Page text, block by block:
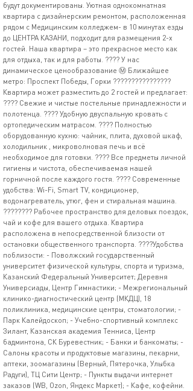
будут документированы. Уютная однокомнатная
квартира с дизайнерским ремонтом, расположенная
рядом с Медицинским колледжем- в 10 минутах езды
до ЦЕНТРА КАЗАНИ, подходит для размещения 2-х
гостей. Наша квартира – это прекрасное место как
для отдыха, так и для работы. ???? У нас
динамическое ценообразование Ⓜ️ Ближайшее
метро: Проспект Победы, Горки ????‍????‍????‍????
Квартира может разместить до 2 гостей и предлагает:
???? Свежие и чистые постельные принадлежности и
полотенца. ???? Удобную двуспальную кровать с
ортопедическим матрасом. ???? Полностью
оборудованную кухню: чайник, плита, духовой шкаф,
холодильник , микроволновая печь и всё
необходимое для готовки. ???? Все предметы личной
гигиены и чистота, обеспечиваемая нашей
горничной после каждого гостя. ???? Современные
удобства: Wi-Fi, Smart TV, кондиционер,
водонагреватель, утюг, фен и стиральная машина.
????‍???? Рабочее пространство для деловых поездок,
чай и кофе для вашего отдыха. Квартира
расположена в непосредственной близости от
остановки общественного транспорта. ????Удобства
поблизости: - Поволжский государственный
университет физической культуры, спорта и туризма,
Казанский Федеральный Университет; Деревня
Универсиады, Центр Гимнастики; - Межрегиональный
клинико-диагностический центр (МКДЦ), 18
поликлиника, медицинские центры, стоматологии; -
Парк Калейдоскоп; - Учебно-спортивный комплекс
Зилант, Казанская академия Тенниса, Центр
бадминтона, СК Буревестник; - Банки и банкоматы; -
Салоны красоты и продуктовые магазины, пекарни,
аптеки, зоомагазины (Верный, Пятерочка, Улыбка
Радуги), ТЦ Сити Центр; - Пункты выдачи интернет
заказов (WB, Ozon, Яндекс Маркет); - Кафе, кофейни.